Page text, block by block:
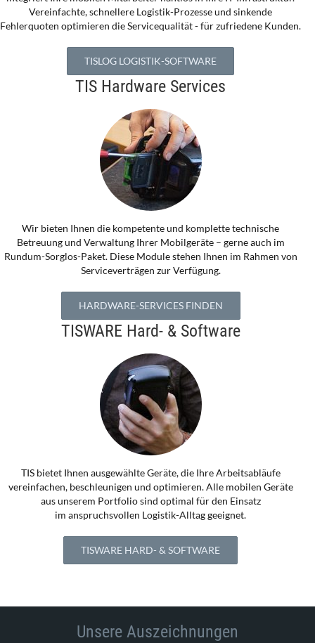
Vereinfachte, schnellere Logistik-Prozesse und sinkende
Fehlerquoten optimieren die Servicequalität - für zufriedene Kunden.
TISLOG LOGISTIK-SOFTWARE
TIS Hardware Services
Wir bieten Ihnen die kompetente und komplette technische
Betreuung und Verwaltung Ihrer Mobilgeräte – gerne auch im
Rundum-Sorglos-Paket. Diese Module stehen Ihnen im Rahmen von
Serviceverträgen zur Verfügung.
HARDWARE-SERVICES FINDEN
TISWARE Hard- & Software
TIS bietet Ihnen ausgewählte Geräte, die Ihre Arbeitsabläufe
vereinfachen, beschleunigen und optimieren. Alle mobilen Geräte
aus unserem Portfolio sind optimal für den Einsatz
im anspruchsvollen Logistik-Alltag geeignet.
TISWARE HARD- & SOFTWARE
Unsere Auszeichnungen